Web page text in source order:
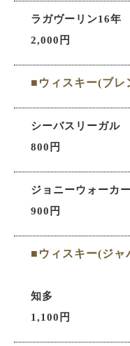
ラガヴーリン16年
2,000円
■ウィスキー(ブレ
シーバスリーガル
800円
ジョニーウォーカ
900円
■ウィスキー(ジャ
知多
1,100円